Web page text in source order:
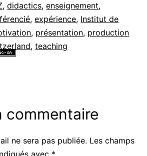
,didactics,enseignement,
,expérience, Institut de
, présentation, production
,teaching
commentaire
ne sera pas publiée. Les champs